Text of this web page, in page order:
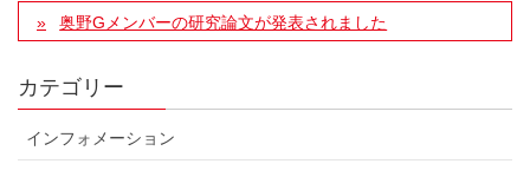
奥野Gメンバーの研究論文が発表されました
カテゴリー
インフォメーション